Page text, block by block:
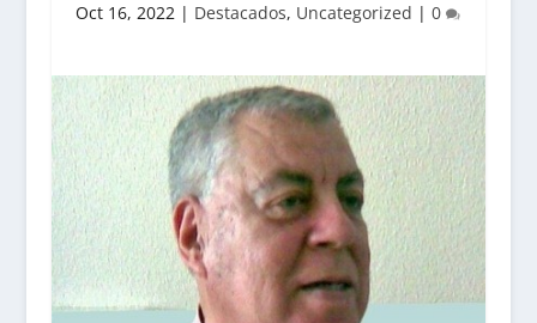
Oct 16, 2022| Destacados, Uncategorized | 0